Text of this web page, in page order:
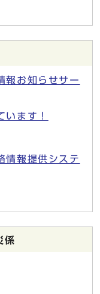
報お知らせサー
います！
情報提供システ
係